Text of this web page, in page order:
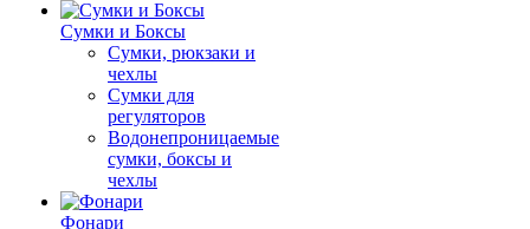
Сумки и Боксы
Сумки, рюкзаки и
чехлы
Сумки для
регуляторов
Водонепроницаемые
сумки, боксы и
чехлы
Фонари